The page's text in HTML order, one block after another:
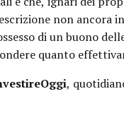
non ancora
di un buono
quanto
,